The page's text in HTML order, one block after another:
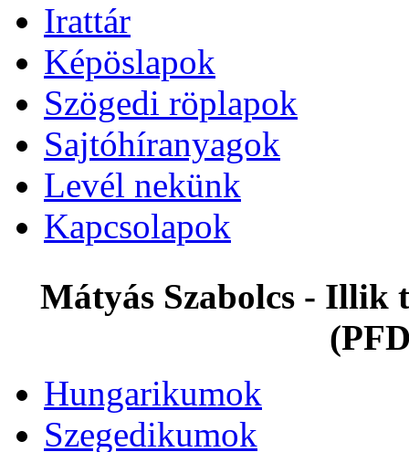
Irattár
Képöslapok
Szögedi röplapok
Sajtóhíranyagok
Levél nekünk
Kapcsolapok
Mátyás Szabolcs - Illik
Hungarikumok
Szegedikumok